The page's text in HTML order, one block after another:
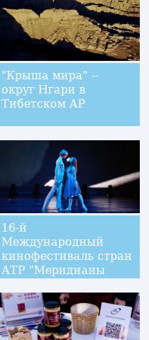
"Крыша мира" --
округ Нгари в
Тибетском АР
16-й
Международный
кинофестиваль стран
АТР "Меридианы
Владивостоке